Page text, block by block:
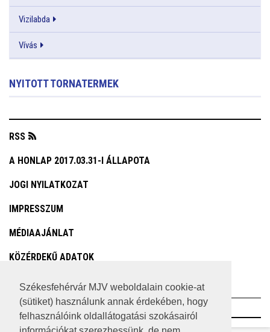
Székesfehérvár MJV weboldalain cookie-at
(sütiket) használunk annak érdekében, hogy
felhasználóink oldallátogatási szokásairól
Vizilabda
Vívás
NYITOTT TORNATERMEK
RSS
A HONLAP 2017.03.31-I ÁLLAPOTA
JOGI NYILATKOZAT
IMPRESSZUM
MÉDIAAJÁNLAT
KÖZÉRDEKŰ ADATOK
ADATVÉDELEM
©2023 SZÉKESFEHÉRVÁR MEGYEI JOGÚ VÁROS